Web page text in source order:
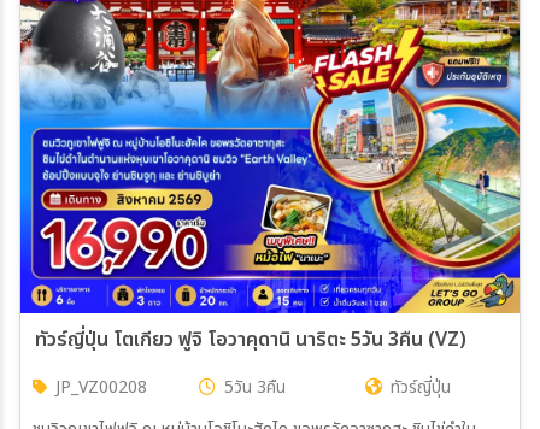
เมือง
สายการบิน
ตั้งแต่วันที่
ถึงวันที่
เฉพาะเดือน
ทัวร์ญี่ปุ่น โตเกียว ฟูจิ โอวาคุดานิ นาริตะ 5วัน 3คืน (VZ)
JP_VZ00208 5วัน 3คืน
ทัวร์ญี่ปุ่น